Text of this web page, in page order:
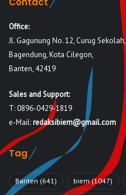
Office:
Jl. Gagunung No. 12, Curug Sekolah,
Bagendung, Kota Cilegon,
Banten, 42419
Sales and Support:
T: 0896-0429-1819
e-Mail:redaksibiem@gmail.com
Tag
Banten (641) biem(1047)